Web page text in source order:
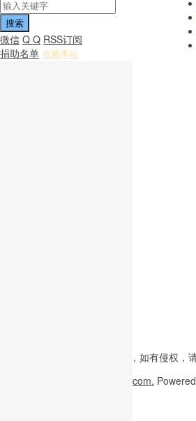
微信 Q Q RSS订阅
捐助名单 收藏本站
多整理于互联网， 如有侵权，
W3H5.com. Powered